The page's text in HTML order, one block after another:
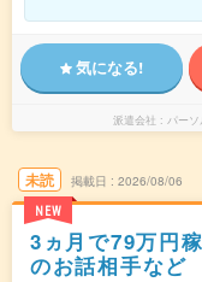
気になる!
派遣会社 パー
未読
NEW
掲載日 2026/08/06
3ヵ月で79万円
のお話相手など